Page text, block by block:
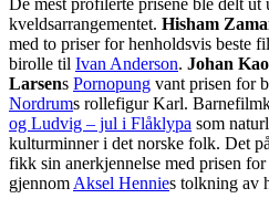
kveldsarrangementet. Hisham
med to priser for henholdsvis beste
birolle til Ivan Anderson. Johan
Larsens Pornopung vant prisen for
Nordrums rollefigur Karl.
og Ludvig – jul i Flåklypa som
kulturminner i det norske folk. Det
fikk sin anerkjennelse med prisen
gjennom Aksel Hennies tolkning av